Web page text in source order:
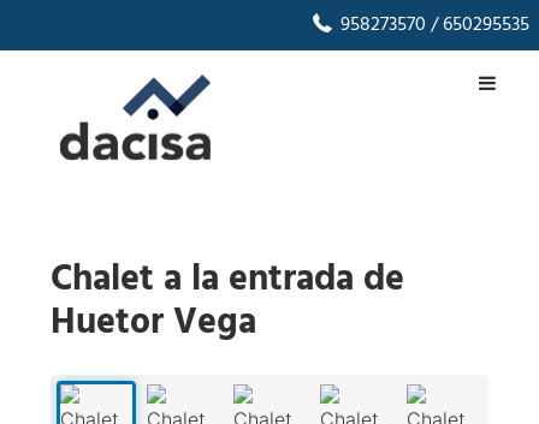
958273570/ 650295535
Chalet a la entrada de
Huetor Vega